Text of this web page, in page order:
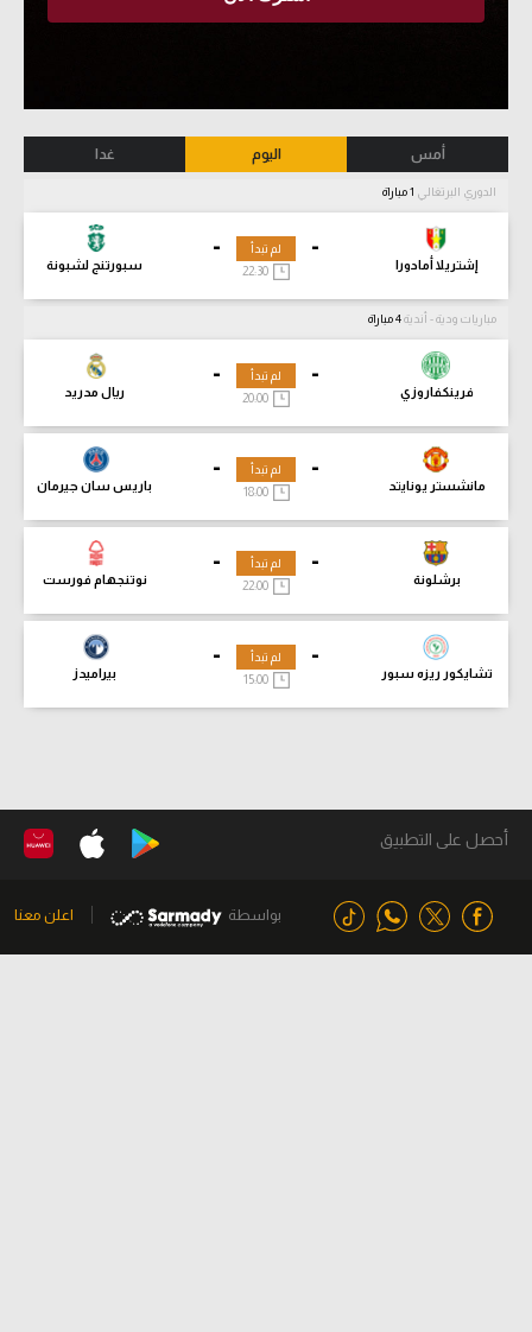
أمس اليوم غدا
الدوري البرتغالي
-
إشتريلا أمادورا
-
سبورتنج لشبونة
لم تبدأ
مباريات ودية - أندية
-
فرينكفاروزي
-
ريال مدريد
لم تبدأ
-
مانشستر يونايتد
-
باريس سان جيرمان
لم تبدأ
18:00
-
برشلونة
-
نوتنجهام فورست
لم تبدأ
-
تشايكور ريزه سبور
-
بيراميدز
لم تبدأ
15:00
أحصل على التطبيق
بواسطة اعلن معنا